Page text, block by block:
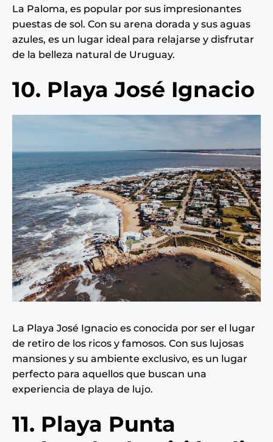
La Paloma, es popular por sus impresionantes
puestas de sol. Con su arena dorada y sus aguas
azules, es un lugar ideal para relajarse y disfrutar
de la belleza natural de Uruguay.
10. Playa José Ignacio
La Playa José Ignacio es conocida por ser el lugar
de retiro de los ricos y famosos. Con sus lujosas
mansiones y su ambiente exclusivo, es un lugar
perfecto para aquellos que buscan una
experiencia de playa de lujo.
11. Playa Punta